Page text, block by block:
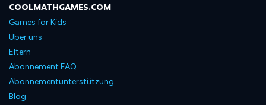
COOLMATHGAMES.COM
Games for Kids
Über uns
Eltern
Abonnement FAQ
Abonnementunterstützung
Blog